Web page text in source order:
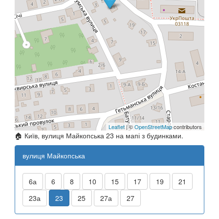
Leaflet | ©OpenStreetMapcontributors
🏠 Київ, вулиця Майкопська 23 на мапі з будинками.
вулиця Майкопська
6а 6 8 10 15 17 19
21
23а
23 25 27а 27